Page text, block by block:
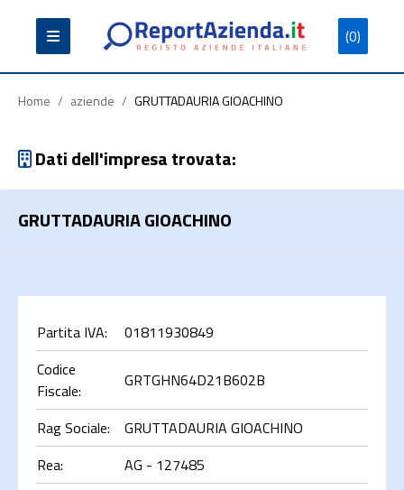
(0)
Partita
Iva
Codice
Fiscale
Ragione
Sociale
Cerca
Home / aziende / GRUTTADAURIA GIOACHINO
Dati dell'impresa trovata:
GRUTTADAURIA GIOACHINO
Partita IVA:
01811930849
Codice
Fiscale:
GRTGHN64D21B602B
Rag Sociale:
GRUTTADAURIA GIOACHINO
Rea:
AG - 127485